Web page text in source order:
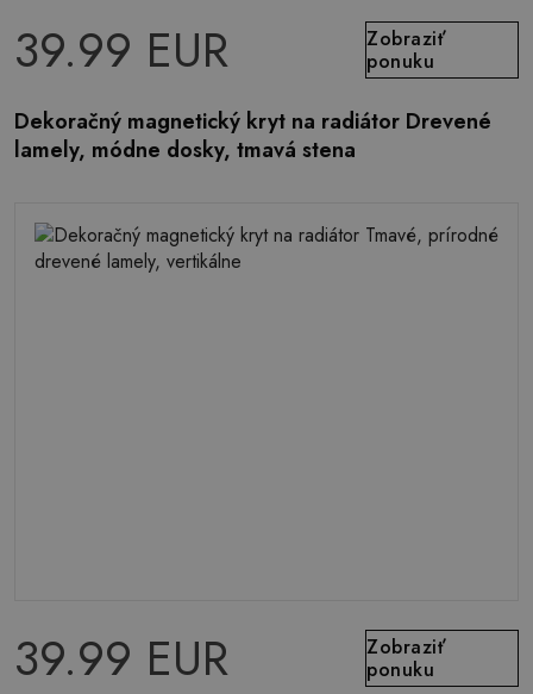
39.99 EUR
Zobraziť
ponuku
Dekoračný magnetický kryt na radiátor Drevené
lamely, módne dosky, tmavá stena
39.99 EUR
Zobraziť
ponuku